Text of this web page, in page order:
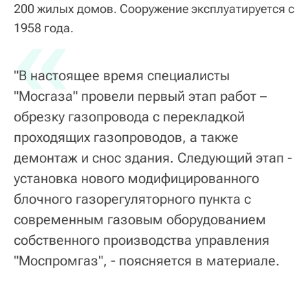
200 жилых домов. Сооружение эксплуатируется с
1958 года.
«
"В настоящее время специалисты
"Мосгаза" провели первый этап работ –
обрезку газопровода с перекладкой
проходящих газопроводов, а также
демонтаж и снос здания. Следующий этап -
установка нового модифицированного
блочного газорегуляторного пункта с
современным газовым оборудованием
собственного производства управления
"Моспромгаз", - поясняется в материале.